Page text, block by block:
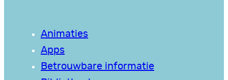
Animaties
Apps
Betrouwbare informatie